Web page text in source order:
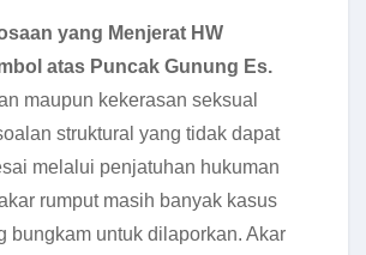
yang Menjerat HW
atas Puncak Gunung Es.
maupun kekerasan seksual
struktural yang tidak dapat
melalui penjatuhan hukuman
rumput masih banyak kasus
bungkam untuk dilaporkan. Akar